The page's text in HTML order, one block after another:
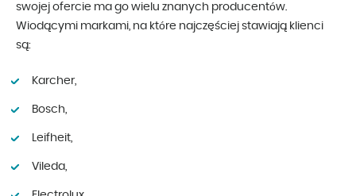
swojej ofercie ma go wielu znanych producentów.
Wiodącymi markami, na które najczęściej stawiają klienci
są:
Karcher,
Bosch,
Leifheit,
Vileda,